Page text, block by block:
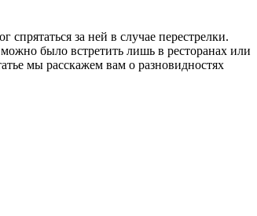
за ней в случае перестрелки.
было встретить лишь в ресторанах или
мы расскажем вам о разновидностях